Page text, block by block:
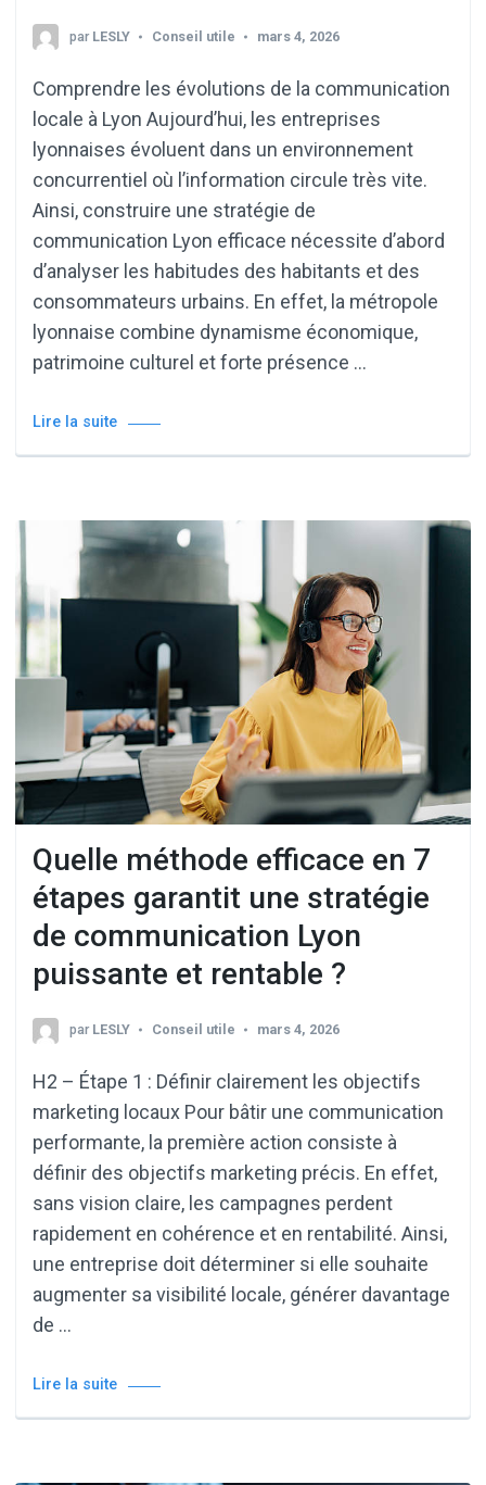
par LESLY Conseil utile mars 4, 2026
Comprendre les évolutions de la communication
locale à Lyon Aujourd’hui, les entreprises
lyonnaises évoluent dans un environnement
concurrentiel où l’information circule très vite.
Ainsi, construire une stratégie de
communication Lyon efficace nécessite d’abord
d’analyser les habitudes des habitants et des
consommateurs urbains. En effet, la métropole
lyonnaise combine dynamisme économique,
patrimoine culturel et forte présence …
Lire la suite
Quelle méthode efficace en 7
étapes garantit une stratégie
de communication Lyon
puissante et rentable ?
par LESLY Conseil utile mars 4, 2026
H2 – Étape 1 : Définir clairement les objectifs
marketing locaux Pour bâtir une communication
performante, la première action consiste à
définir des objectifs marketing précis. En effet,
sans vision claire, les campagnes perdent
rapidement en cohérence et en rentabilité. Ainsi,
une entreprise doit déterminer si elle souhaite
augmenter sa visibilité locale, générer davantage
de …
Lire la suite